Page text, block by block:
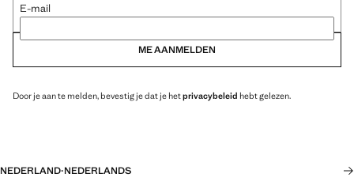
E-mail
ME AANMELDEN
Door je aan te melden, bevestig je dat je hetprivacybeleid hebt gelezen.
NEDERLAND·NEDERLANDS